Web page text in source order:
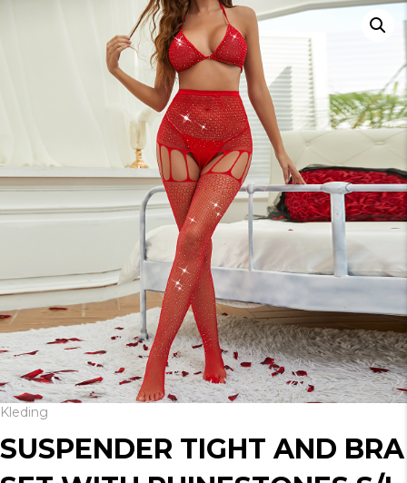
Kleding
SUSPENDER TIGHT AND BRA